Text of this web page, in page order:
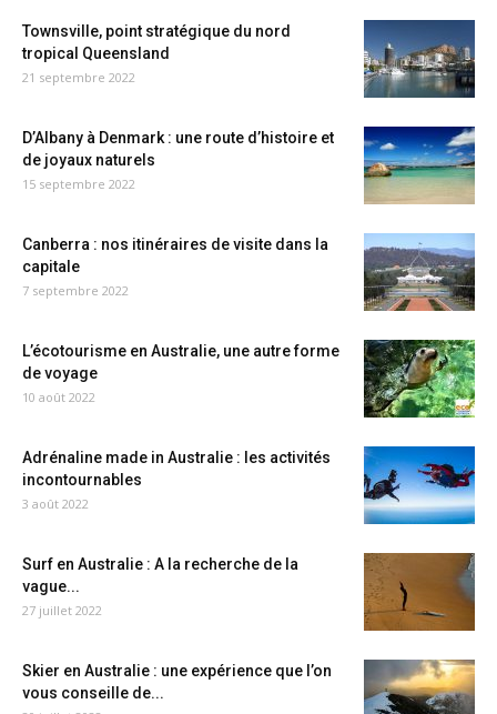
Townsville, point stratégique du nord
tropical Queensland
21 septembre 2022
D’Albany à Denmark : une route d’histoire et
de joyaux naturels
15 septembre 2022
Canberra : nos itinéraires de visite dans la
capitale
7 septembre 2022
L’écotourisme en Australie, une autre forme
de voyage
10 août 2022
Adrénaline made in Australie : les activités
incontournables
3 août 2022
Surf en Australie : A la recherche de la
vague...
27 juillet 2022
Skier en Australie : une expérience que l’on
vous conseille de...